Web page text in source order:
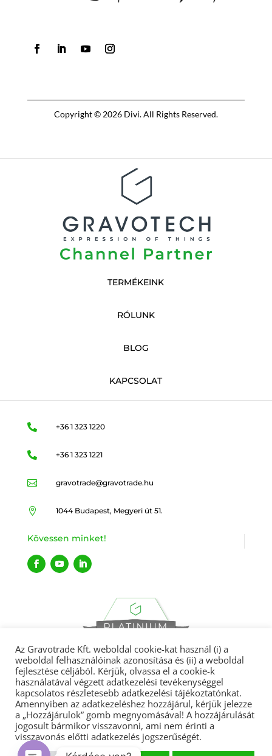
Copyright © 2026 Divi. All Rights Reserved.
TERMÉKEINK
RÓLUNK
BLOG
KAPCSOLAT
 +36 1 323 1220
 +36 1 323 1221
 gravotrade@gravotrade.hu
 1044 Budapest, Megyeri út 51.
Kövessen minket!
Gravotrade 2022 © Minden jog fenntartva.
Adatvédelmi tájékoztató ÁSZF| Garanciális feltételek
Az Gravotrade Kft. weboldal cookie-kat használ (i) a
weboldal felhasználóinak azonosítása és (ii) a weboldal
fejlesztése céljából. Kérjük, olvassa el a cookie-k
használatával végzett adatkezelési tevékenységgel
kapcsolatos részletesebb adatkezelési tájékoztatónkat.
Amennyiben az adatkezeléshez hozzájárul, kérjük jelezze
a „Hozzájárulok” gomb megnyomásával! A hozzájárulását
jogosult bármikor visszavonni, ami nem érinti a
visszavonás előtti adatkezelés jogszerűségét.